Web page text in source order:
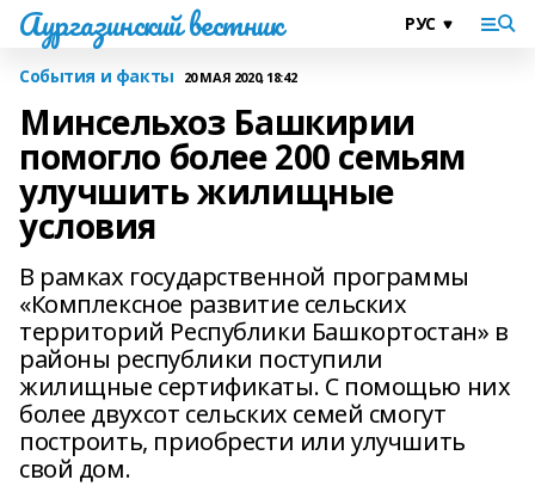
Аургазинский вестник
События и факты 20 МАЯ 2020, 18:42
Минсельхоз Башкирии
помогло более 200 семьям
улучшить жилищные
условия
В рамках государственной программы
«Комплексное развитие сельских
территорий Республики Башкортостан» в
районы республики поступили
жилищные сертификаты. С помощью них
более двухсот сельских семей смогут
построить, приобрести или улучшить
свой дом.